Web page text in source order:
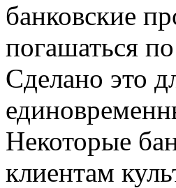
банковские
погашаться
Сделано это
Некоторые
клиентам